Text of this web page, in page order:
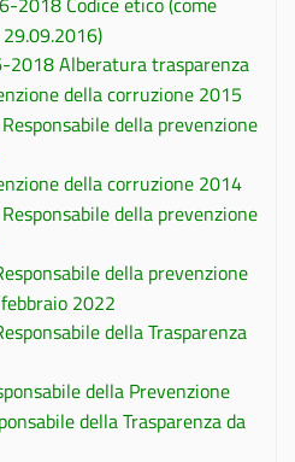
2018 Alberatura trasparenza
della corruzione 2015
della prevenzione
della corruzione 2014
della prevenzione
della prevenzione
2022
della Trasparenza
della Prevenzione
della Trasparenza da